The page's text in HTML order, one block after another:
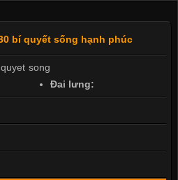
bí quyết sống hạnh phúc
Đai lưng: